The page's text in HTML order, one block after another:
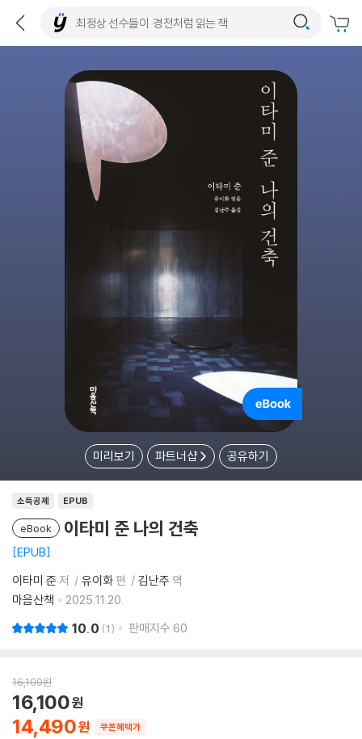
미리보기 파트너샵 공유하기
소득공제 EPUB
eBook 이타미 준 나의 건축
EPUB
이타미 준 저 유이화편 김난주 역
마음산책
2025.11.20.
10.0 1 판매지수 60
16,100원
14,490
16,100
쿠폰혜택가